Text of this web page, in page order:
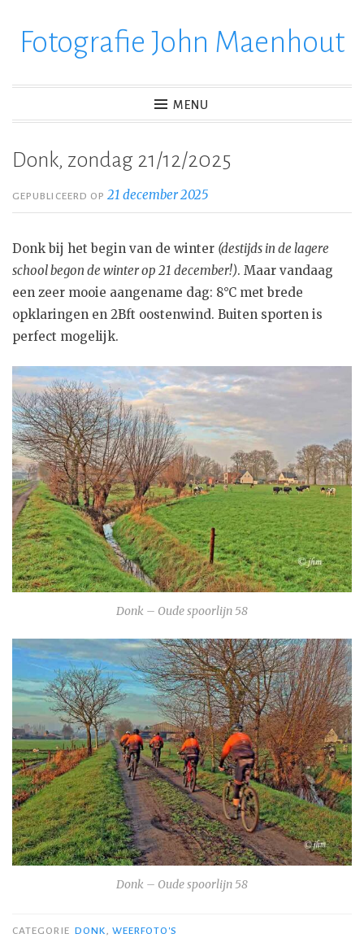
verderFotografie John Maenhout
MENU
Donk, zondag 21/12/2025
GEPUBLICEERD OP21 december 2025
Donk bij het begin van de winter (destijds in de lagere
school begon de winter op 21 december!). Maar vandaag
een zeer mooie aangename dag: 8°C met brede
opklaringen en 2Bft oostenwind. Buiten sporten is
perfect mogelijk.
Donk – Oude spoorlijn 58
Donk – Oude spoorlijn 58
CATEGORIE DONK, WEERFOTO'S